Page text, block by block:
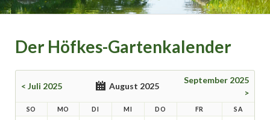
Der Höfkes-Gartenkalender
< Juli 2025 August 2025
September 2025
>
SO MO DI MI DO FR SA